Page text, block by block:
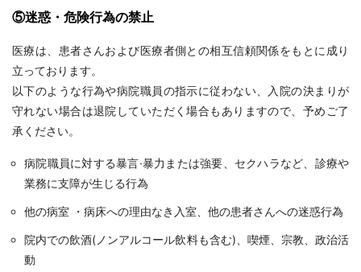
⑤迷惑・危険行為の禁止
医療は、患者さんおよび医療者側との相互信頼関係をもとに成り
立っております。
以下のような行為や病院職員の指示に従わない、入院の決まりが
守れない場合は退院していただく場合もありますので、予めご了
承ください。
病院職員に対する暴言·暴力または強要、セクハラなど、診療や
業務に支障が生じる行為
他の病室 ・病床への理由なき入室、他の患者さんへの迷惑行為
院内での飲酒(ノンアルコール飲料も含む)、喫煙、宗教、政治活
動